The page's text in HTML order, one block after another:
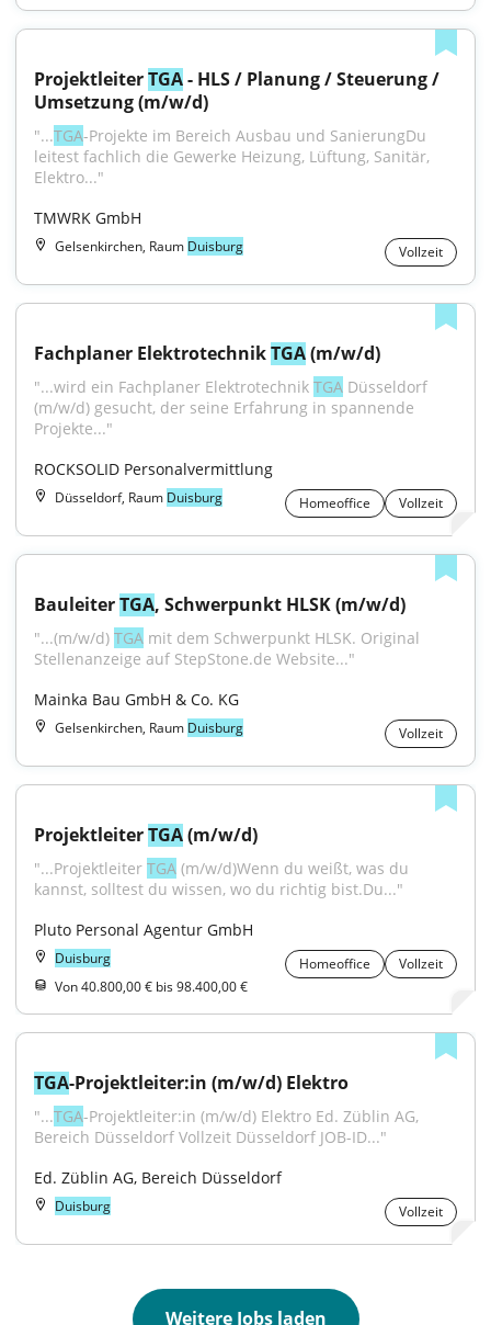
Projektleiter TGA - HLS / Planung / Steuerung /
Umsetzung (m/w/d)
"...TGA-Projekte im Bereich Ausbau und SanierungDu
leitest fachlich die Gewerke Heizung, Lüftung, Sanitär,
Elektro..."
TMWRK GmbH
Gelsenkirchen, Raum Duisburg Vollzeit
Fachplaner Elektrotechnik TGA (m/w/d)
"...wird ein Fachplaner Elektrotechnik TGA Düsseldorf
(m/w/d) gesucht, der seine Erfahrung in spannende
Projekte..."
ROCKSOLID Personalvermittlung
Düsseldorf, Raum Duisburg Homeoffice Vollzeit
Bauleiter TGA, Schwerpunkt HLSK (m/w/d)
"...(m/w/d) TGA mit dem Schwerpunkt HLSK. Original
Stellenanzeige auf StepStone.de Website..."
Mainka Bau GmbH & Co. KG
Gelsenkirchen, Raum Duisburg Vollzeit
Projektleiter TGA (m/w/d)
"...Projektleiter TGA (m/w/d)Wenn du weißt, was du
kannst, solltest du wissen, wo du richtig bist.Du..."
Pluto Personal Agentur GmbH
Duisburg Homeoffice
Vollzeit
Von 40.800,00 € bis 98.400,00 €
TGA-Projektleiter:in (m/w/d) Elektro
"...TGA-Projektleiter:in (m/w/d) Elektro Ed. Züblin AG,
Bereich Düsseldorf Vollzeit Düsseldorf JOB-ID..."
Ed. Züblin AG, Bereich Düsseldorf
Duisburg Vollzeit
Weitere Jobs laden